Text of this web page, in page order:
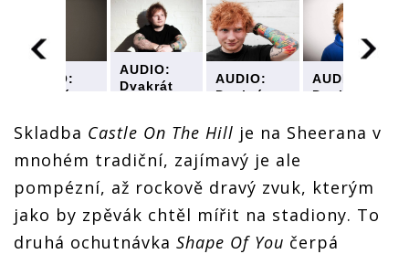
AUDIO:
Dvakrát
Sheeran:
zve singly
na novou
desku ÷
AUDIO:
Dvakrát
Písničkář
zve singly
na novou
desku ÷
AUDIO:
Dvakrát
Sheeran:
Písničkář
zve singly
na novou
desku ÷
AUDIO:
Dvakrát
Sheeran:
na novou
desku ÷
Skladba Castle On The Hill je na Sheerana v
mnohém tradiční, zajímavý je ale
pompézní, až rockově dravý zvuk, kterým
jako by zpěvák chtěl mířit na stadiony. To
druhá ochutnávka Shape Of You čerpá